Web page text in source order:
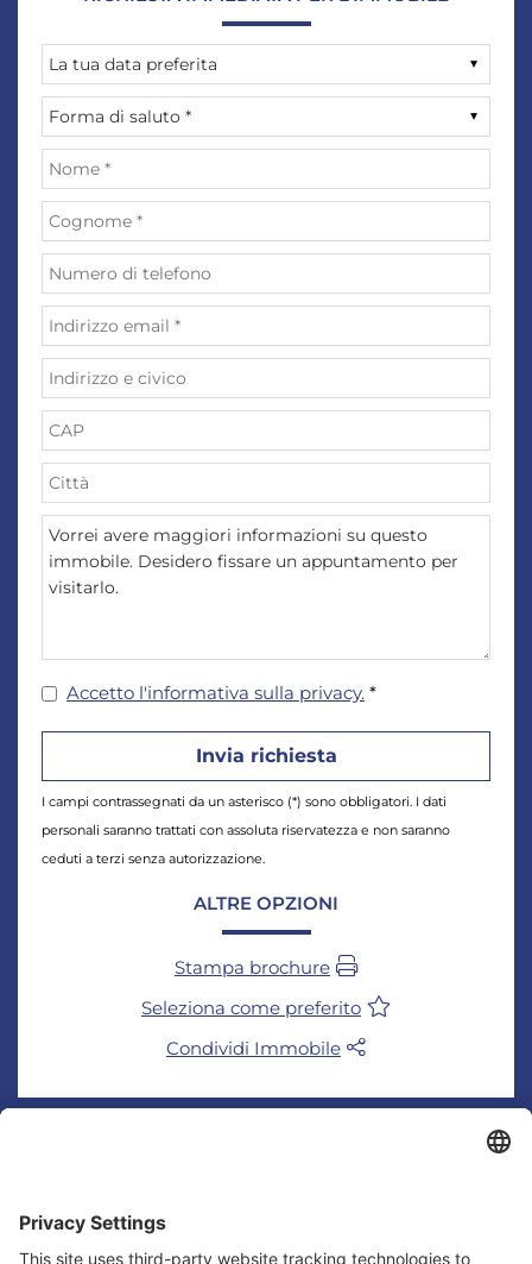
Accetto l'informativa sulla privacy. *
I campi contrassegnati da un asterisco (*) sono obbligatori. I dati
personali saranno trattati con assoluta riservatezza e non saranno
ceduti a terzi senza autorizzazione.
ALTRE OPZIONI
Stampa brochure
Seleziona come preferito
Condividi Immobile